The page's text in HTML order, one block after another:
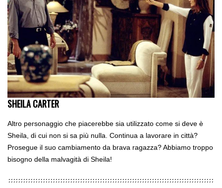
SHEILA CARTER
Altro personaggio che piacerebbe sia utilizzato come si deve è
Sheila, di cui non si sa più nulla. Continua a lavorare in città?
Prosegue il suo cambiamento da brava ragazza? Abbiamo troppo
bisogno della malvagità di Sheila!